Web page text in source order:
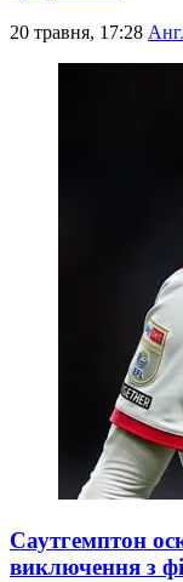
20 травня, 17:28
Саутгемптон
виключення з